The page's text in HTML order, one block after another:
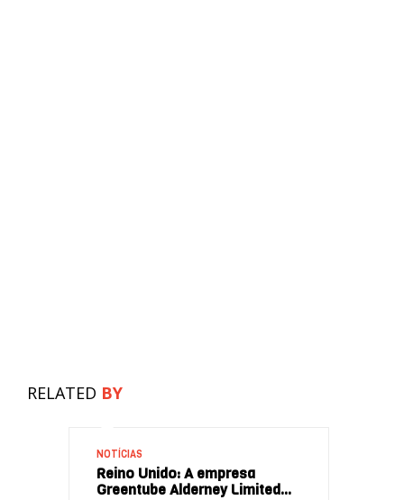
RELATED BY
NOTÍCIAS
Reino Unido: A empresa
Greentube Alderney Limited…